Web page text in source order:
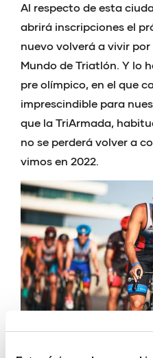
Al respecto de esta
abrirá inscripciones el
nuevo volverá a vivir
Mundo de Triatlón. Y lo
pre olímpico, en el que
imprescindible para
que la TriArmada,
no se perderá volver a
vimos en 2022.